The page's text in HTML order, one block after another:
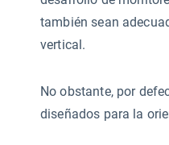
también sean
vertical.
No obstante, por
diseñados para la